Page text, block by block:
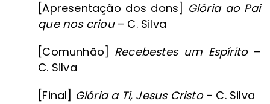
[Apresentação dos dons] Glória ao Pai
que nos criou– C. Silva
[Comunhão] Recebestes um Espírito–
C. Silva
[Final] Glória a Ti, Jesus Cristo– C. Silva